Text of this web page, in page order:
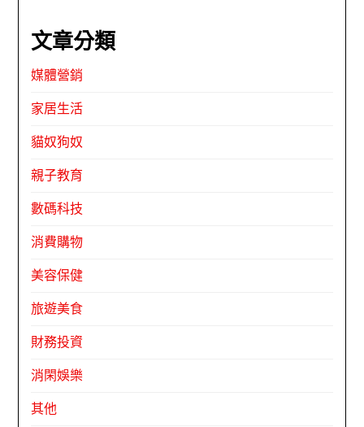
文章分類
媒體營銷
家居生活
貓奴狗奴
親子教育
數碼科技
消費購物
美容保健
旅遊美食
財務投資
消閑娛樂
其他